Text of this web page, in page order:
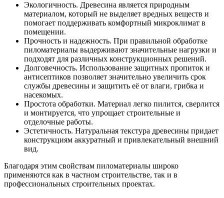
Экологичность. Древесина является природным
материалом, который не выделяет вредных веществ и
помогает поддерживать комфортный микроклимат в
помещении.
Прочность и надежность. При правильной обработке
пиломатериалы выдерживают значительные нагрузки и
подходят для различных конструкционных решений.
Долговечность. Использование защитных пропиток и
антисептиков позволяет значительно увеличить срок
службы древесины и защитить её от влаги, грибка и
насекомых.
Простота обработки. Материал легко пилится, сверлится
и монтируется, что упрощает строительные и
отделочные работы.
Эстетичность. Натуральная текстура древесины придает
конструкциям аккуратный и привлекательный внешний
вид.
Благодаря этим свойствам пиломатериалы широко
применяются как в частном строительстве, так и в
профессиональных строительных проектах.